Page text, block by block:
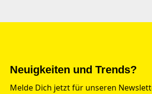
Neuigkeiten und Trends?
Melde Dich jetzt für unseren